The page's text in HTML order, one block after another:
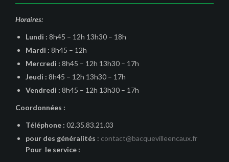
Horaires:
Lundi : 8h45 – 12h 13h30 – 18h
Mardi : 8h45 – 12h
Mercredi : 8h45 – 12h 13h30 – 17h
Jeudi : 8h45 – 12h 13h30 – 17h
Vendredi : 8h45 – 12h 13h30 – 17h
Coordonnées :
Téléphone : 02.35.83.21.03
pour des généralités : contact@bacquevilleencaux.fr
Pour le service :